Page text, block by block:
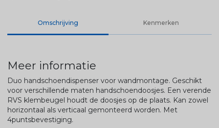
Omschrijving Kenmerken
Meer informatie
Duo handschoendispenser voor wandmontage. Geschikt
voor verschillende maten handschoendoosjes. Een verende
RVS klembeugel houdt de doosjes op de plaats. Kan zowel
horizontaal als verticaal gemonteerd worden. Met
4puntsbevestiging.